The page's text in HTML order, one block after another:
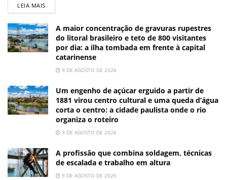
LEIA MAIS
A maior concentração de gravuras rupestres
do litoral brasileiro e teto de 800 visitantes
por dia: a ilha tombada em frente à capital
catarinense
9 DE AGOSTO DE 2026
Um engenho de açúcar erguido a partir de
1881 virou centro cultural e uma queda d’água
corta o centro: a cidade paulista onde o rio
organiza o roteiro
9 DE AGOSTO DE 2026
A profissão que combina soldagem, técnicas
de escalada e trabalho em altura
9 DE AGOSTO DE 2026